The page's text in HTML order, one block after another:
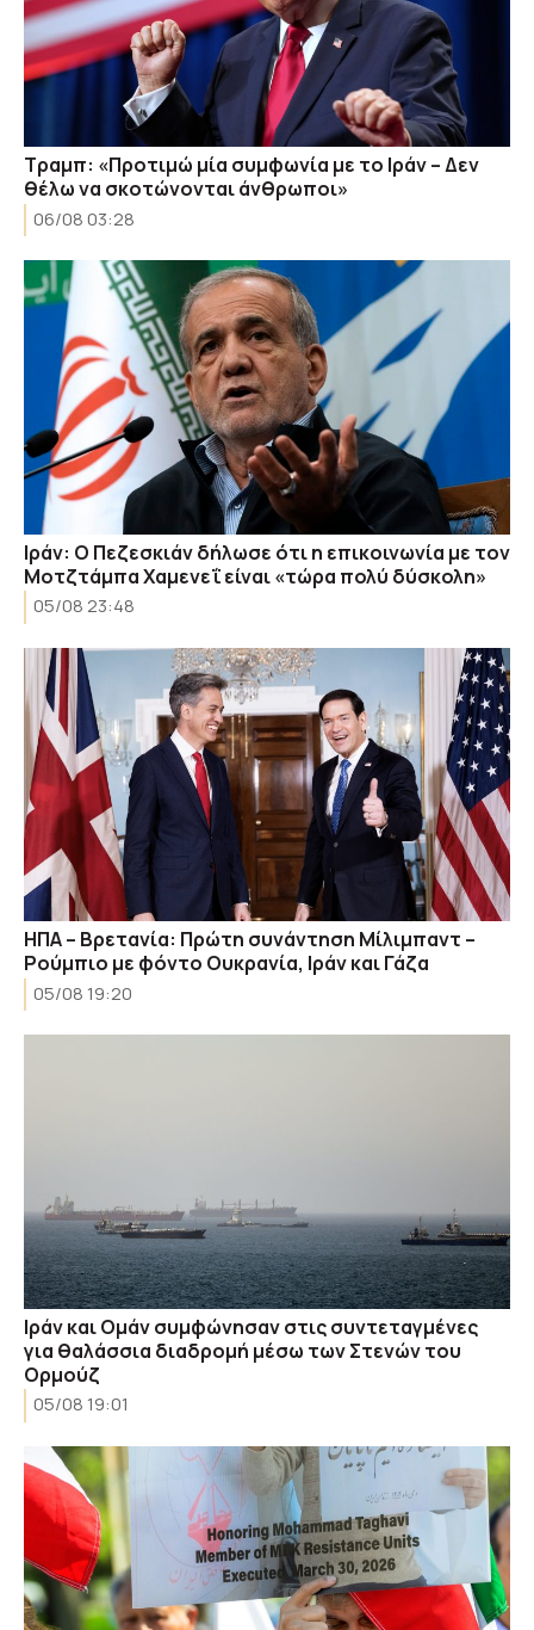
Τραμπ: «Προτιμώ μία συμφωνία με το Ιράν – Δεν
θέλω να σκοτώνονται άνθρωποι»
06/08 03:28
Ιράν: Ο Πεζεσκιάν δήλωσε ότι η επικοινωνία με τον
Μοτζτάμπα Χαμενεΐ είναι «τώρα πολύ δύσκολη»
05/08 23:48
ΗΠΑ – Βρετανία: Πρώτη συνάντηση Μίλιμπαντ –
Ρούμπιο με φόντο Ουκρανία, Ιράν και Γάζα
05/08 19:20
Ιράν και Ομάν συμφώνησαν στις συντεταγμένες
για θαλάσσια διαδρομή μέσω των Στενών του
Ορμούζ
05/08 19:01